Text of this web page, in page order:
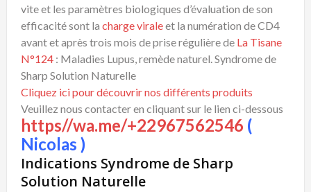
vite et les paramètres biologiques d’évaluation de son
efficacité sont la charge viraleet la numération de CD4
avant et après trois mois de prise régulière de La Tisane
N°124 : Maladies Lupus, remède naturel. Syndrome de
Sharp Solution Naturelle
Cliquez ici pour découvrir nos différents produits
Veuillez nous contacter en cliquant sur le lien ci-dessous
https//wa.me/+22967562546 (
Nicolas )
Indications Syndrome de Sharp
Solution Naturelle